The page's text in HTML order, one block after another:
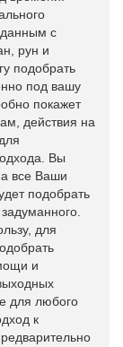
с
рун и
подобрать
под вашу
покажет
действия на
Вы
все Ваши
подобрать
для
и
для любого
к